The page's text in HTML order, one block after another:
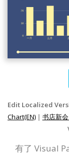
Edit Localized
Chart(EN) | 书店新
有了 Visual